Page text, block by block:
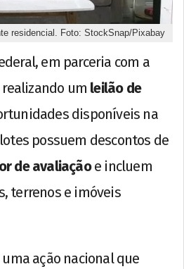
residencial. Foto: StockSnap/Pixabay
em parceria com a
realizando um leilão de
disponíveis na
possuem descontos de
de avaliaçãoe incluem
terrenos e imóveis
ação nacional que